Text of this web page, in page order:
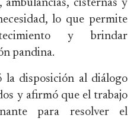
ambulancias, cisternas y
lo que permite
y brindar
pandina.
la disposición al diálogo
y afirmó que el trabajo
para resolver el